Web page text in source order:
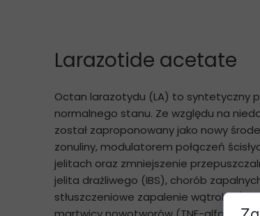
Larazotide acetate
Octan larazotydu (LA) to syntetyczny
normalnego stanu. Ze względu na
został zaproponowany jako nowy
zonuliny, modulatorem połączeń
jelitach oraz zmniejszenie
jelita drażliwego (IBS), chorób
stłuszczeniowe zapalenie wątroby